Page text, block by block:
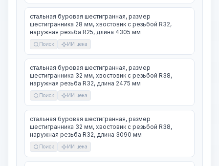
стальная буровая шестигранная, размер
шестигранника 28 мм, хвостовик с резьбой R32,
наружная резьба R25, длина 4305 мм
Поиск ИИ цена
стальная буровая шестигранная, размер
шестигранника 32 мм, хвостовик с резьбой R38,
наружная резьба R32, длина 2475 мм
Поиск ИИ цена
стальная буровая шестигранная, размер
шестигранника 32 мм, хвостовик с резьбой R38,
наружная резьба R32, длина 3090 мм
Поиск ИИ цена